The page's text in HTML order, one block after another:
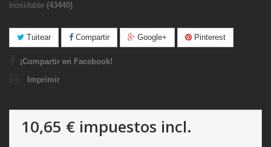
inoxidable (43440)
Tuitear Compartir Google+ Pinterest
¡Compartir en Facebook!
Imprimir
10,65 € impuestos incl.